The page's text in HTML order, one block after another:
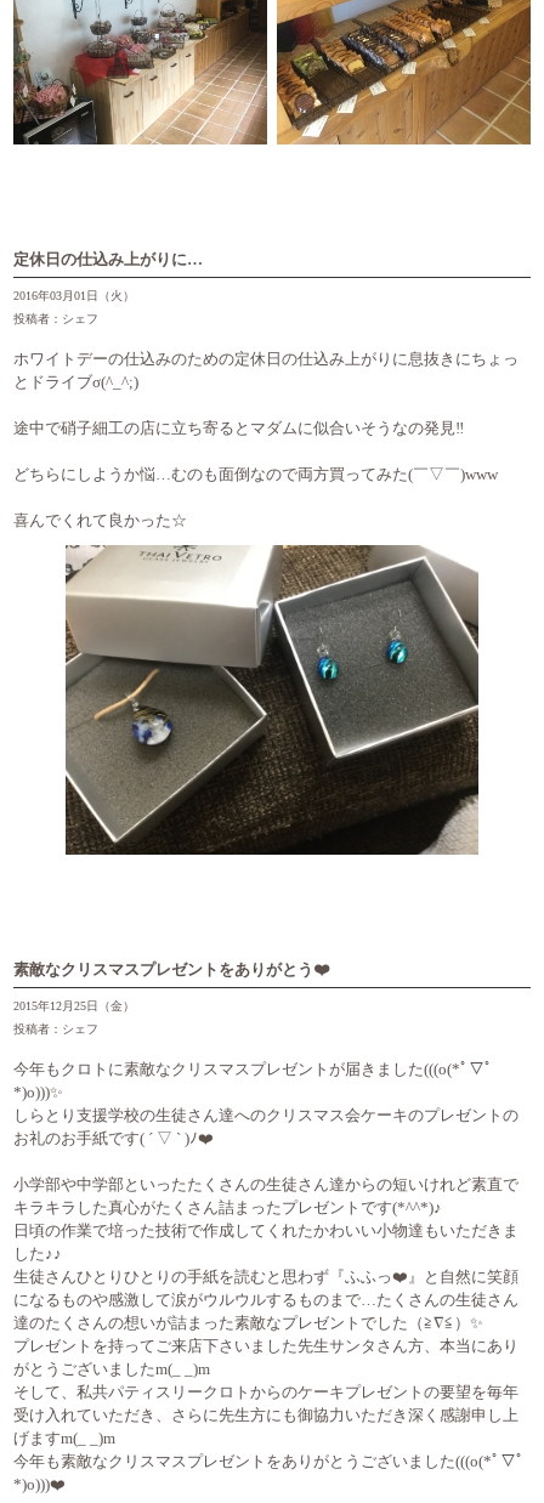
定休日の仕込み上がりに…
2016年03月01日（火）
投稿者：シェフ
ホワイトデーの仕込みのための定休日の仕込み上がりに息抜きにちょっ
とドライブσ(^_^;)
途中で硝子細工の店に立ち寄るとマダムに似合いそうなの発見‼︎
どちらにしようか悩…むのも面倒なので両方買ってみた(￣▽￣)www
喜んでくれて良かった☆
素敵なクリスマスプレゼントをありがとう❤️
2015年12月25日（金）
投稿者：シェフ
今年もクロトに素敵なクリスマスプレゼントが届きました(((o(*ﾟ▽ﾟ
*)o)))✨
しらとり支援学校の生徒さん達へのクリスマス会ケーキのプレゼントの
お礼のお手紙です( ´ ▽ ` )ﾉ❤️
小学部や中学部といったたくさんの生徒さん達からの短いけれど素直で
キラキラした真心がたくさん詰まったプレゼントです(*^^*)♪
日頃の作業で培った技術で作成してくれたかわいい小物達もいただきま
した♪♪
生徒さんひとりひとりの手紙を読むと思わず『ふふっ❤️』と自然に笑顔
になるものや感激して涙がウルウルするものまで…たくさんの生徒さん
達のたくさんの想いが詰まった素敵なプレゼントでした（≧∇≦）✨
プレゼントを持ってご来店下さいました先生サンタさん方、本当にあり
がとうございましたm(_ _)m
そして、私共パティスリークロトからのケーキプレゼントの要望を毎年
受け入れていただき、さらに先生方にも御協力いただき深く感謝申し上
げますm(_ _)m
今年も素敵なクリスマスプレゼントをありがとうございました(((o(*ﾟ▽ﾟ
*)o)))❤️